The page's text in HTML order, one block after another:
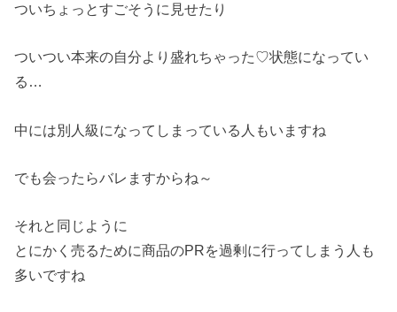
ついちょっとすごそうに見せたり
ついつい本来の自分より盛れちゃった♡状態になってい
る…
中には別人級になってしまっている人もいますね
でも会ったらバレますからね～
それと同じように
とにかく売るために商品のPRを過剰に行ってしまう人も
多いですね